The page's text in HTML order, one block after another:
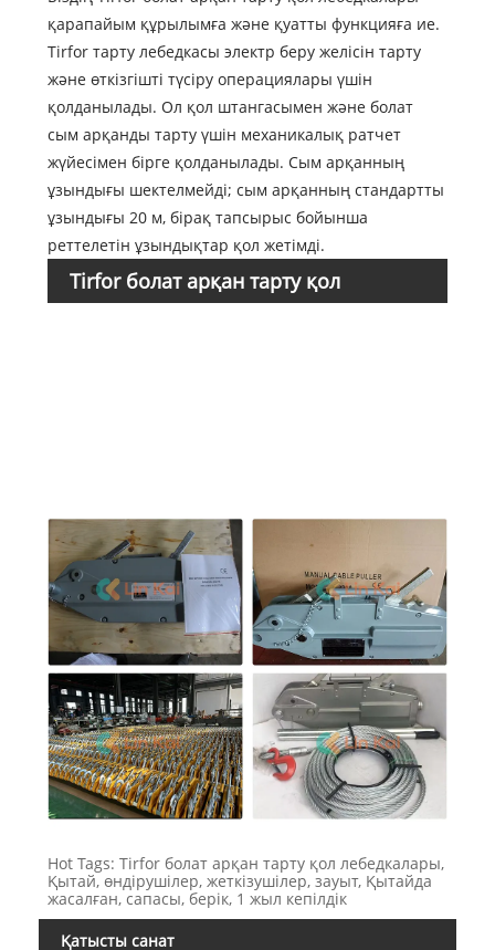
қарапайым құрылымға және қуатты функцияға ие.
Tirfor тарту лебедкасы электр беру желісін тарту
және өткізгішті түсіру операциялары үшін
қолданылады. Ол қол штангасымен және болат
сым арқанды тарту үшін механикалық ратчет
жүйесімен бірге қолданылады. Сым арқанның
ұзындығы шектелмейді; сым арқанның стандартты
ұзындығы 20 м, бірақ тапсырыс бойынша
реттелетін ұзындықтар қол жетімді.
Tirfor болат арқан тарту қол
Hot Tags: Tirfor болат арқан тарту қол лебедкалары,
Қытай, өндірушілер, жеткізушілер, зауыт, Қытайда
жасалған, сапасы, берік, 1 жыл кепілдік
Қатысты санат